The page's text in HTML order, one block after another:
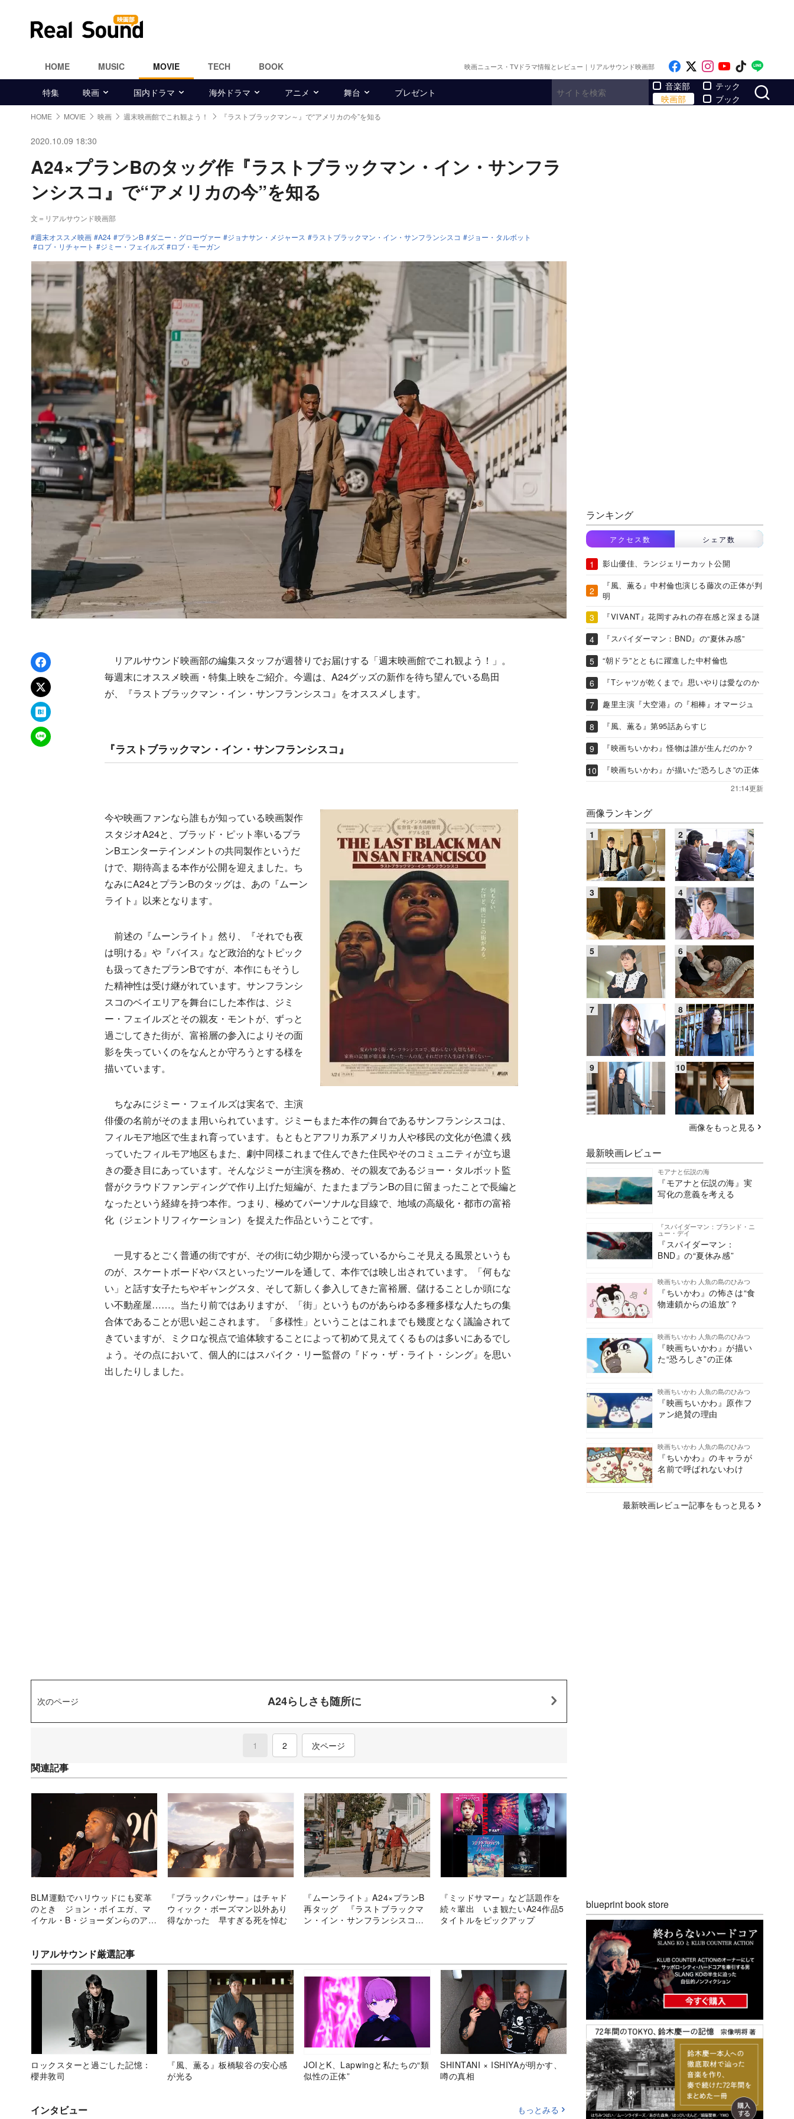
HOME MUSIC MOVIE TECH BOOK 映画ニュース・TVドラマ情報とレビュー｜リアルサウンド映画部 Like on Facebook
Follow on x
Follow on
Follow on
Follow
特集 映画 国内ドラマ 海外ドラマ アニメ 舞台 プレゼント
音楽部
映画部
テック
ブック
HOME MOVIE 映画 週末映画館でこれ観よう！ 『ラストブラックマン～』で“アメリカの今”を知る
2020.10.09 18:30
A24×プランBのタッグ作『ラストブラックマン・イン・サンフラ
ンシスコ』で“アメリカの今”を知る
文＝リアルサウンド映画部
週末オススメ映画
A24 プランB ダニー・グローヴァー ジョナサン・メジャース ラストブラックマン・イン・サンフランシスコ
ジョー・タルボット
ロブ・リチャート
ジミー・フェイルズ ロブ・モーガン
Facebookでシェア
xでポスト
はてなブックマーク
LINEで送る
リアルサウンド映画部の編集スタッフが週替りでお届けする「週末映画館でこれ観よう！」。
毎週末にオススメ映画・特集上映をご紹介。今週は、A24グッズの新作を待ち望んでいる島田
が、『ラストブラックマン・イン・サンフランシスコ』をオススメします。
『ラストブラックマン・イン・サンフランシスコ』
今や映画ファンなら誰もが知っている映画製作
スタジオA24と、ブラッド・ピット率いるプラ
ンBエンターテインメントの共同製作というだ
けで、期待高まる本作が公開を迎えました。ち
なみにA24とプランBのタッグは、あの『ムーン
ライト』以来となります。
前述の『ムーンライト』然り、『それでも夜
は明ける』や『バイス』など政治的なトピック
も扱ってきたプランBですが、本作にもそうし
た精神性は受け継がれています。サンフランシ
スコのベイエリアを舞台にした本作は、ジミ
ー・フェイルズとその親友・モントが、ずっと
過ごしてきた街が、富裕層の参入によりその面
影を失っていくのをなんとか守ろうとする様を
描いています。
ちなみにジミー・フェイルズは実名で、主演
俳優の名前がそのまま用いられています。ジミーもまた本作の舞台であるサンフランシスコは、
フィルモア地区で生まれ育っています。もともとアフリカ系アメリカ人や移民の文化が色濃く残
っていたフィルモア地区もまた、劇中同様これまで住んできた住民やそのコミュニティが立ち退
きの憂き目にあっています。そんなジミーが主演を務め、その親友であるジョー・タルボット監
督がクラウドファンディングで作り上げた短編が、たまたまプランBの目に留まったことで長編と
なったという経緯を持つ本作。つまり、極めてパーソナルな目線で、地域の高級化・都市の富裕
化（ジェントリフィケーション）を捉えた作品ということです。
一見するとごく普通の街ですが、その街に幼少期から浸っているからこそ見える風景というも
のが、スケートボードやバスといったツールを通して、本作では映し出されています。「何もな
い」と話す女子たちやギャングスタ、そして新しく参入してきた富裕層、儲けることしか頭にな
い不動産屋……。当たり前ではありますが、「街」というものがあらゆる多種多様な人たちの集
合体であることが思い起こされます。「多様性」ということはこれまでも幾度となく議論されて
きていますが、ミクロな視点で追体験することによって初めて見えてくるものは多いにあるでし
ょう。その点において、個人的にはスパイク・リー監督の『ドゥ・ザ・ライト・シング』を思い
出したりしました。
次のページ A24らしさも随所に
1 (current)
2 次ページ
関連記事
BLM運動でハリウッドにも変革
のとき ジョン・ボイエガ、マ
イケル・B・ジョーダンらのアク
『ブラックパンサー』はチャド
ウィック・ボーズマン以外あり
得なかった 早すぎる死を悼む
『ムーンライト』A24×プランB
再タッグ 『ラストブラックマ
ン・イン・サンフランシスコ』
『ミッドサマー』など話題作を
続々輩出 いま観たいA24作品5
タイトルをピックアップ
リアルサウンド厳選記事
ロックスターと過ごした記憶：
櫻井敦司
『風、薫る』板橋駿谷の安心感
が光る
JOIとK、Lapwingと私たちの“類
似性の正体”
SHINTANI × ISHIYAが明かす、
噂の真相
インタビュー もっとみる
ランキング
アクセス数 シェア数
影山優佳、ランジェリーカット公開
『風、薫る』中村倫也演じる藤次の正体が判
明
『VIVANT』花岡すみれの存在感と深まる謎
『スパイダーマン：BND』の“夏休み感”
“朝ドラ”とともに躍進した中村倫也
『Tシャツが乾くまで』思いやりは愛なのか
趣里主演『大空港』の『相棒』オマージュ
『風、薫る』第95話あらすじ
『映画ちいかわ』怪物は誰が生んだのか？
『映画ちいかわ』が描いた“恐ろしさ”の正体
21:14更新
画像ランキング
画像をもっと見る
最新映画レビュー
モアナと伝説の海
『モアナと伝説の海』実
写化の意義を考える
『スパイダーマン：ブランド・ニ
ュー・デイ
『スパイダーマン：
BND』の“夏休み感”
映画ちいかわ 人魚の島のひみつ
『ちいかわ』の怖さは“食
物連鎖からの追放”？
映画ちいかわ 人魚の島のひみつ
『映画ちいかわ』が描い
た“恐ろしさ”の正体
映画ちいかわ 人魚の島のひみつ
『映画ちいかわ』原作フ
ァン絶賛の理由
映画ちいかわ 人魚の島のひみつ
『ちいかわ』のキャラが
名前で呼ばれないわけ
最新映画レビュー記事をもっと見る
blueprint book store